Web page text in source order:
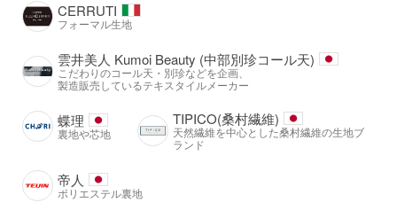
CERRUTI
フォーマル生地
雲井美人 Kumoi Beauty (中部別珍コール天)
こだわりのコール天・別珍などを企画、
製造販売しているテキスタイルメーカー
蝶理
裏地や芯地
TIPICO(桑村繊維)
天然繊維を中心とした桑村繊維の生地ブ
ランド
帝人
ポリエステル裏地